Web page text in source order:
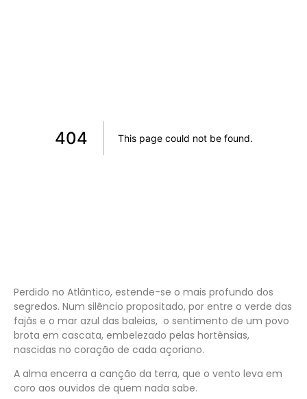
Perdido no Atlântico, estende-se o mais profundo dos
segredos. Num silêncio propositado, por entre o verde das
fajãs e o mar azul das baleias, o sentimento de um povo
brota em cascata, embelezado pelas hortênsias,
nascidas no coração de cada açoriano.
A alma encerra a canção da terra, que o vento leva em
coro aos ouvidos de quem nada sabe.